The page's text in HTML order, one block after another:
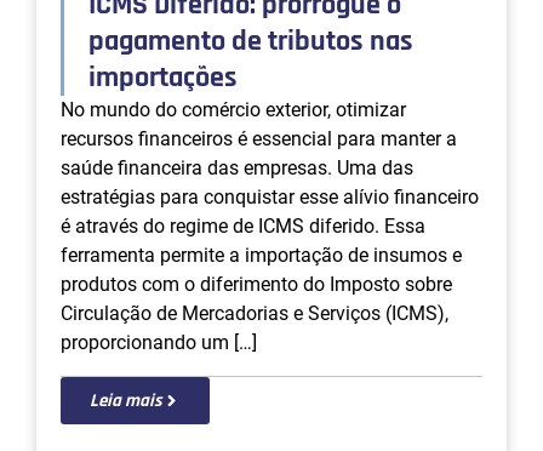
Leia mais
ICMS Diferido: prorrogue o